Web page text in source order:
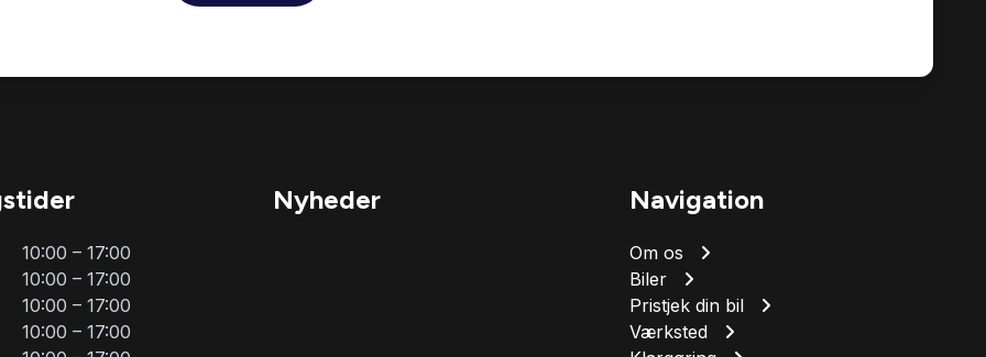
10:00 – 17:00
10:00 – 17:00
10:00 – 17:00
10:00 – 17:00
Nyheder Navigation
Om os
Biler
Pristjek din bil
Værksted